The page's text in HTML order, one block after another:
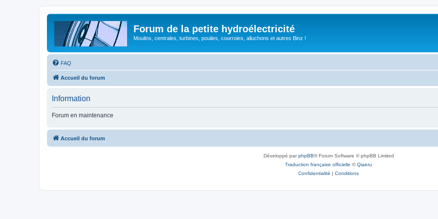
Forum de la petite hydroélectricité
Moulins, centrales, turbines, poulies, courroies, alluchons et autres Binz !
FAQ
Accueil du forum
Information
Forum en maintenance
Accueil du forum
Développé parphpBB® Forum Software © phpBB Limited
Traduction française officielle ©Qiaeru
Confidentialité | Conditions